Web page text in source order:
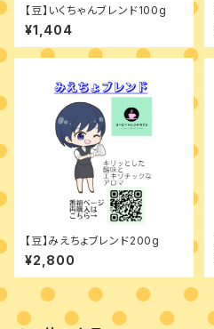
【豆】いくちゃんブレンド100g
¥1,404
【豆】みえちょブレンド200g
¥2,800